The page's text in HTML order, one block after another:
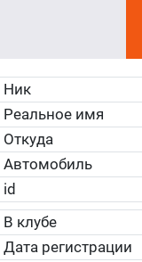
Ник
Реальное имя
Откуда
Автомобиль
id
В клубе
Дата регистрации